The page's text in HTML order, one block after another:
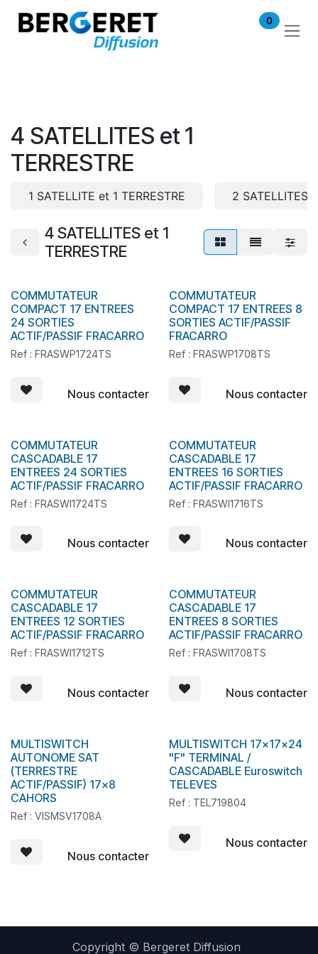
Se rendre au contenu
0
4 SATELLITES et 1
TERRESTRE
1 SATELLITE et 1 TERRESTRE 2 SATELLITES
4 SATELLITES et 1
TERRESTRE
COMMUTATEUR
COMPACT 17 ENTREES
24 SORTIES
ACTIF/PASSIF FRACARRO
Ref : FRASWP1724TS
Nous contacter
En stock
COMMUTATEUR
COMPACT 17 ENTREES 8
SORTIES ACTIF/PASSIF
FRACARRO
Ref : FRASWP1708TS
Nous contacter
COMMUTATEUR
CASCADABLE 17
ENTREES 24 SORTIES
ACTIF/PASSIF FRACARRO
Ref : FRASWI1724TS
Nous contacter
COMMUTATEUR
CASCADABLE 17
ENTREES 16 SORTIES
ACTIF/PASSIF FRACARRO
Ref : FRASWI1716TS
Nous contacter
COMMUTATEUR
CASCADABLE 17
ENTREES 12 SORTIES
ACTIF/PASSIF FRACARRO
Ref : FRASWI1712TS
Nous contacter
COMMUTATEUR
CASCADABLE 17
ENTREES 8 SORTIES
ACTIF/PASSIF FRACARRO
Ref : FRASWI1708TS
Nous contacter
En stock
MULTISWITCH
AUTONOME SAT
(TERRESTRE
ACTIF/PASSIF) 17x8
CAHORS
Ref : VISMSV1708A
Nous contacter
MULTISWITCH 17x17x24
"F" TERMINAL /
CASCADABLE Euroswitch
TELEVES
Ref : TEL719804
Nous contacter
Copyright © Bergeret Diffusion